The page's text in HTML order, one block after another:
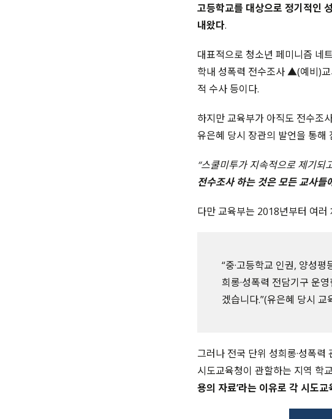
고등학교를 대상으로 정기적인
내왔다.
대표적으로 청소년 페미니즘 네
학내 성폭력 전수조사▲(예비)
적 수사 등이다.
하지만 교육부가 아직도 전수조
유은혜 당시 장관의 발언을 통해
“스쿨미투가 지속적으로 제기되
전수조사 하는 것은 모든 교사
다만 교육부는 2018년부터 여러
“중·고등학교 인권, 양성
희롱·성폭력 전담기구 운
겠습니다.”(유은혜 당시 교
그러나 전국 단위 성희롱·성폭력
시도교육청이 관할하는 지역 학
용의 자료’라는 이유로 각 시도